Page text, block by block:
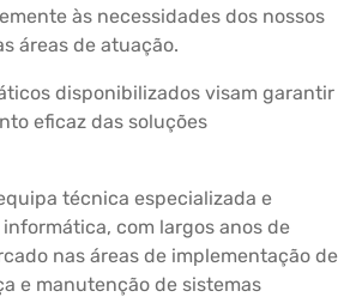
às necessidades dos nossos
áreas de atuação.
disponibilizados visam garantir
eficaz das soluções
técnica especializada e
com largos anos de
nas áreas de implementação de
e manutenção de sistemas